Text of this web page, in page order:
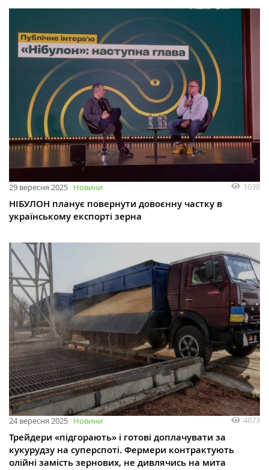
29 вересня 2025 Новини 1038
НІБУЛОН планує повернути довоєнну частку в
українському експорті зерна
24 вересня 2025 Новини 4873
Трейдери «підгорають» і готові доплачувати за
кукурудзу на суперспоті. Фермери контрактують
олійні замість зернових, не дивлячись на мита